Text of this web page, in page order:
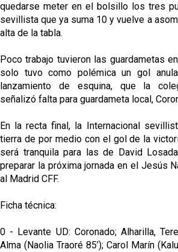
quedarse meter en el bolsillo los tres
sevillista que ya suma 10 y vuelve a
alta de la tabla.
Poco trabajo tuvieron las guardametas
solo tuvo como polémica un gol
lanzamiento de esquina, que la
señalizó falta para guardameta local,
En la recta final, la Internacional
tierra de por medio con el gol de la
será tranquila para las de David
preparar la próxima jornada en el Jesús
al Madrid CFF.
Ficha técnica:
0 - Levante UD: Coronado; Alharilla,
Alma (Naolia Traoré 85’); Carol Marín